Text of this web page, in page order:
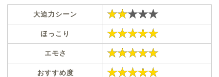
大迫力シーン
ほっこり
エモさ
おすすめ度